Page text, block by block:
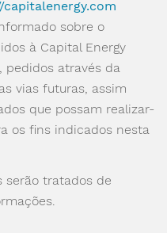
sobre o
à Capital Energy
pedidos através da
vias futuras, assim
que possam realizar-
os fins indicados nesta
serão tratados de